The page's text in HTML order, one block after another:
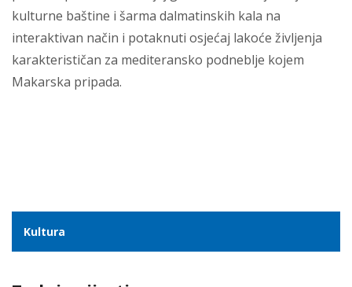
kulturne baštine i šarma dalmatinskih kala na
interaktivan način i potaknuti osjećaj lakoće življenja
karakterističan za mediteransko podneblje kojem
Makarska pripada.
Kultura